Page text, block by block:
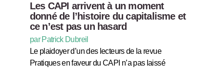
Les CAPI arrivent à un moment
donné de l’histoire du capitalisme et
ce n’est pas un hasard
par Patrick Dubreil
Le plaidoyer d’un des lecteurs de la revue
Pratiques en faveur du CAPI n’a pas laissé